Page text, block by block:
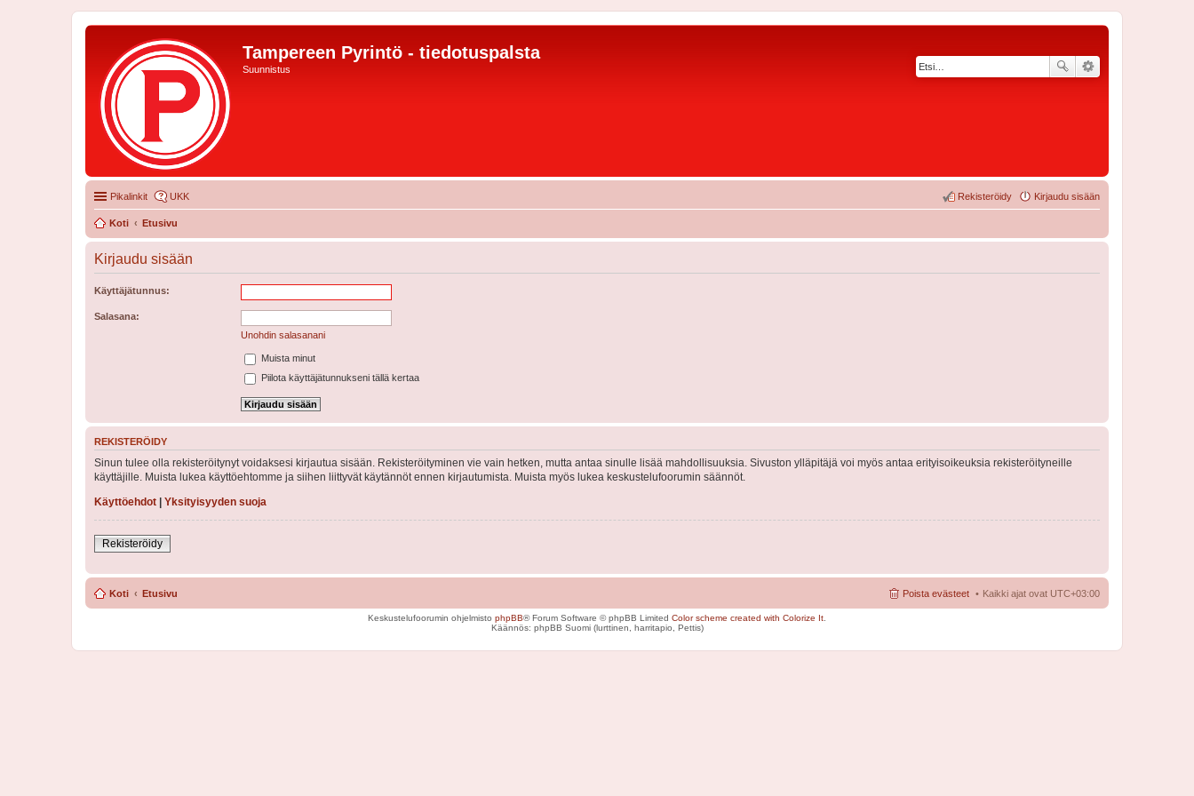
Tampereen Pyrintö - tiedotuspalsta
Suunnistus
Pikalinkit UKK Kirjaudu sisään
Rekisteröidy
Koti Etusivu
Kirjaudu sisään
Käyttäjätunnus:
Salasana:
Unohdin salasanani
Muista minut
Piilota käyttäjätunnukseni tällä kertaa
REKISTERÖIDY
Sinun tulee olla rekisteröitynyt voidaksesi kirjautua sisään. Rekisteröityminen vie vain hetken, mutta antaa sinulle lisää mahdollisuuksia. Sivuston ylläpitäjä voi myös antaa erityisoikeuksia rekisteröityneille
käyttäjille. Muista lukea käyttöehtomme ja siihen liittyvät käytännöt ennen kirjautumista. Muista myös lukea keskustelufoorumin säännöt.
Käyttöehdot | Yksityisyyden suoja
Rekisteröidy
Koti Etusivu Kaikki ajat ovat UTC+03:00
Poista evästeet
Keskustelufoorumin ohjelmisto phpBB® Forum Software © phpBB Limited Color scheme created with Colorize It
Käännös: phpBB Suomi (lurttinen, harritapio, Pettis)